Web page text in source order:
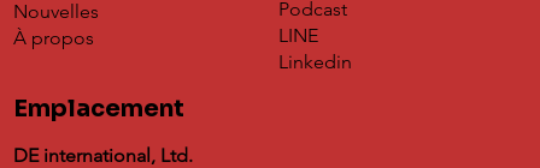
Nouvelles
À propos
Podcast
LINE
Linkedin
Emplacement
DE international, Ltd.